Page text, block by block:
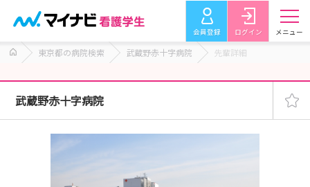
会員登録 ログイン メニュー
東京都の病院検索 武蔵野赤十字病院 先輩詳細
武蔵野赤十字病院